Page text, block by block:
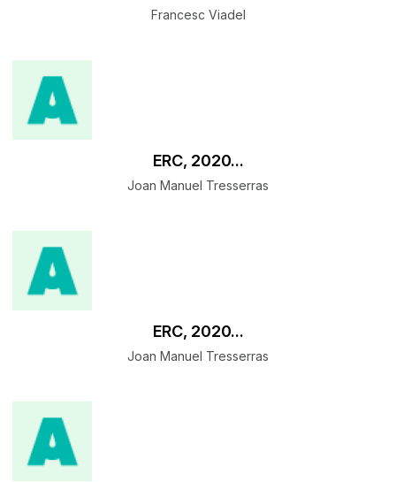
Francesc Viadel
ERC, 2020...
Joan Manuel Tresserras
ERC, 2020...
Joan Manuel Tresserras